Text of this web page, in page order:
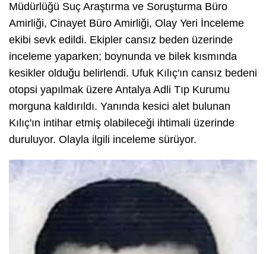
Müdürlüğü Suç Araştırma ve Soruşturma Büro
Amirliği, Cinayet Büro Amirliği, Olay Yeri İnceleme
ekibi sevk edildi. Ekipler cansız beden üzerinde
inceleme yaparken; boynunda ve bilek kısmında
kesikler olduğu belirlendi. Ufuk Kılıç'ın cansız bedeni
otopsi yapılmak üzere Antalya Adli Tıp Kurumu
morguna kaldırıldı. Yanında kesici alet bulunan
Kılıç'ın intihar etmiş olabileceği ihtimali üzerinde
duruluyor. Olayla ilgili inceleme sürüyor.